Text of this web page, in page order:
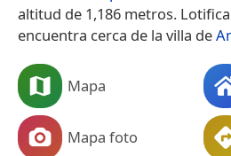
altitud de 1,186 metros.
encuentra cerca de la villa de
Mapa
Mapa foto